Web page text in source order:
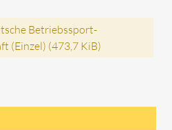
Betriebssport-
(Einzel) (473,7 KiB)